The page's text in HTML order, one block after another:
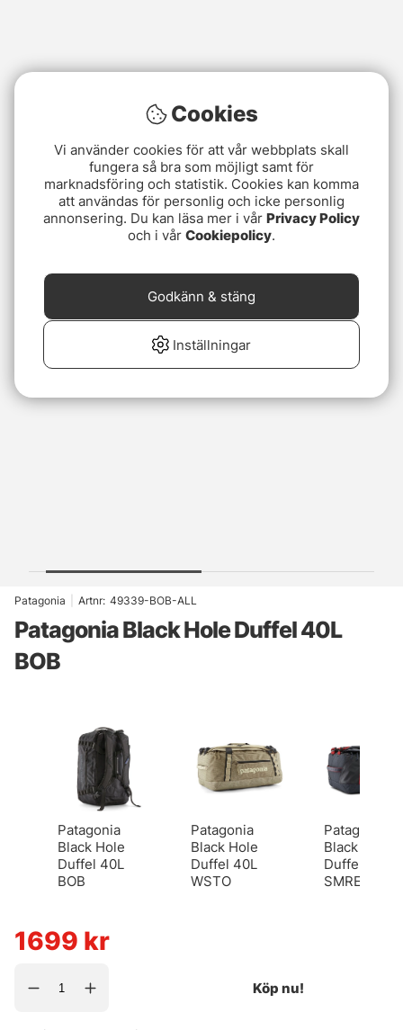
Patagonia Artnr: 49339-BOB-ALL
Patagonia Black Hole Duffel 40L
BOB
Patagonia
Black Hole
Duffel 40L
BOB
Patagonia
Black Hole
Duffel 40L
WSTO
Patagonia
Black Hole
Duffel 40L,
SMRE
1699 kr
Köp nu!
Cookies
Vi använder cookies för att vår webbplats skall
fungera så bra som möjligt samt för
marknadsföring och statistik. Cookies kan komma
att användas för personlig och icke personlig
annonsering. Du kan läsa mer i vår Privacy Policy
och i vår Cookiepolicy.
Inställningar
Godkänn & stäng